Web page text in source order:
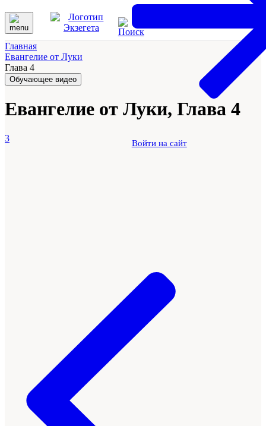
Войти на сайт
Главная
Евангелие от Луки
Глава 4
Обучающее видео
Евангелие от Луки, Глава 4
3